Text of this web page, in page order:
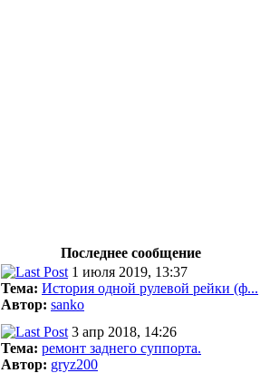
Последнее сообщение
1 июля 2019, 13:37
Тема: История одной рулевой рейки (ф...
Автор: sanko
3 апр 2018, 14:26
Тема: ремонт заднего суппорта.
Автор: gryz200